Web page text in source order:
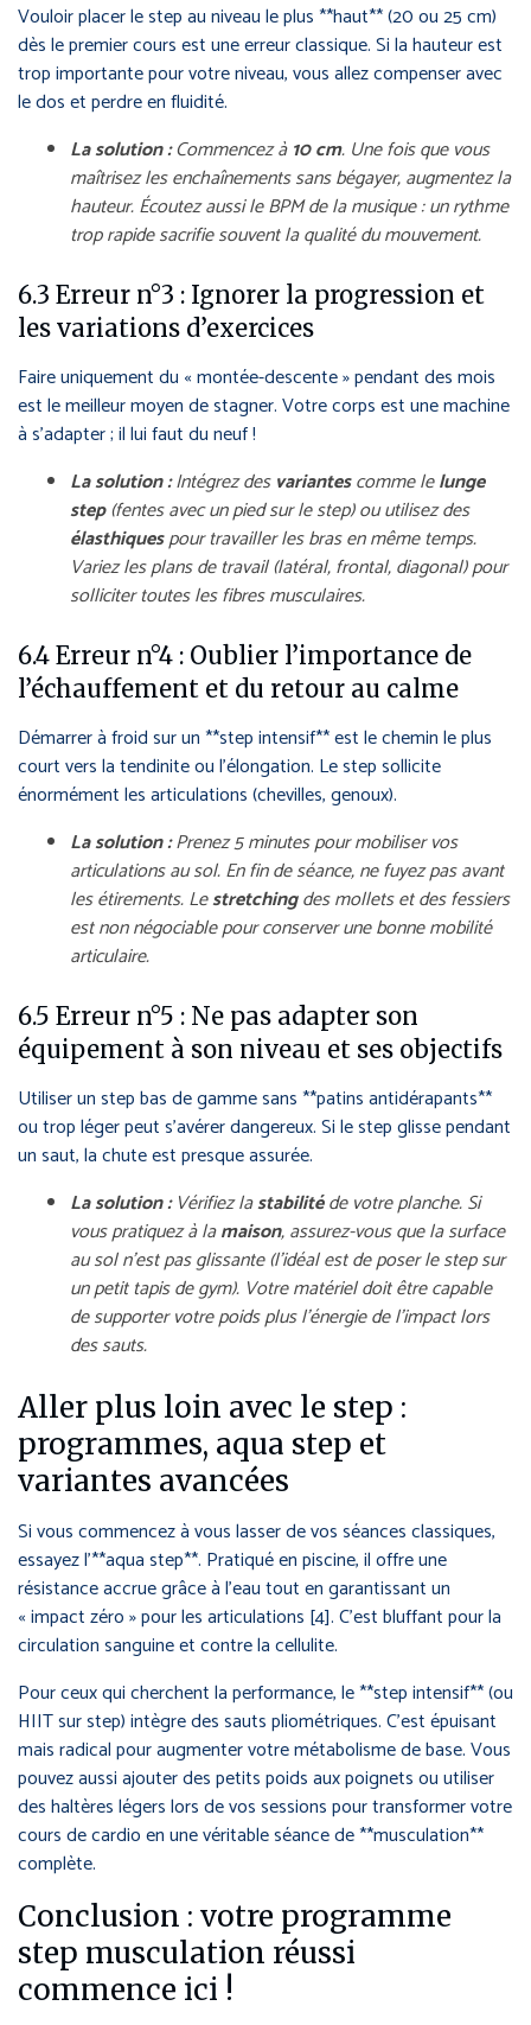
Vouloir placer le step au niveau le plus **haut** (20 ou 25 cm)
dès le premier cours est une erreur classique. Si la hauteur est
trop importante pour votre niveau, vous allez compenser avec
le dos et perdre en fluidité.
La solution :Commencez à10 cm. Une fois que vous
maîtrisez les enchaînements sans bégayer, augmentez la
hauteur. Écoutez aussi le BPM de la musique : un rythme
trop rapide sacrifie souvent la qualité du mouvement.
6.3 Erreur n°3 : Ignorer la progression et
les variations d’exercices
Faire uniquement du « montée-descente » pendant des mois
est le meilleur moyen de stagner. Votre corps est une machine
à s’adapter ; il lui faut du neuf !
La solution :Intégrez desvariantescomme lelunge
step(fentes avec un pied sur le step) ou utilisez des
élasthiquespour travailler les bras en même temps.
Variez les plans de travail (latéral, frontal, diagonal) pour
solliciter toutes les fibres musculaires.
6.4 Erreur n°4 : Oublier l’importance de
l’échauffement et du retour au calme
Démarrer à froid sur un **step intensif** est le chemin le plus
court vers la tendinite ou l’élongation. Le step sollicite
énormément les articulations (chevilles, genoux).
La solution :Prenez 5 minutes pour mobiliser vos
articulations au sol. En fin de séance, ne fuyez pas avant
les étirements. Lestretchingdes mollets et des fessiers
est non négociable pour conserver une bonne mobilité
articulaire.
6.5 Erreur n°5 : Ne pas adapter son
équipement à son niveau et ses objectifs
Utiliser un step bas de gamme sans **patins antidérapants**
ou trop léger peut s’avérer dangereux. Si le step glisse pendant
un saut, la chute est presque assurée.
La solution :Vérifiez lastabilitéde votre planche. Si
vous pratiquez à lamaison, assurez-vous que la surface
au sol n’est pas glissante (l’idéal est de poser le step sur
un petit tapis de gym). Votre matériel doit être capable
de supporter votre poids plus l’énergie de l’impact lors
des sauts.
Aller plus loin avec le step :
programmes, aqua step et
variantes avancées
Si vous commencez à vous lasser de vos séances classiques,
essayez l’**aqua step**. Pratiqué en piscine, il offre une
résistance accrue grâce à l’eau tout en garantissant un
« impact zéro » pour les articulations [4]. C’est bluffant pour la
circulation sanguine et contre la cellulite.
Pour ceux qui cherchent la performance, le **step intensif** (ou
HIIT sur step) intègre des sauts pliométriques. C’est épuisant
mais radical pour augmenter votre métabolisme de base. Vous
pouvez aussi ajouter des petits poids aux poignets ou utiliser
des haltères légers lors de vos sessions pour transformer votre
cours de cardio en une véritable séance de **musculation**
complète.
Conclusion : votre programme
step musculation réussi
commence ici !